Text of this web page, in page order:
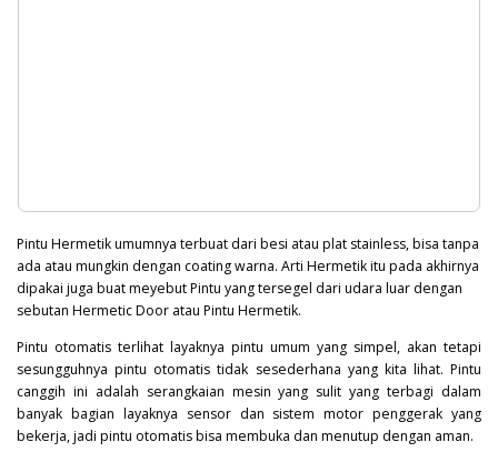
Pintu Hermetik umumnya terbuat dari besi atau plat stainless, bisa tanpa
ada atau mungkin dengan coating warna. Arti Hermetik itu pada akhirnya
dipakai juga buat meyebut Pintu yang tersegel dari udara luar dengan
sebutan Hermetic Door atau Pintu Hermetik.
Pintu otomatis terlihat layaknya pintu umum yang simpel, akan tetapi
sesungguhnya pintu otomatis tidak sesederhana yang kita lihat. Pintu
canggih ini adalah serangkaian mesin yang sulit yang terbagi dalam
banyak bagian layaknya sensor dan sistem motor penggerak yang
bekerja, jadi pintu otomatis bisa membuka dan menutup dengan aman.